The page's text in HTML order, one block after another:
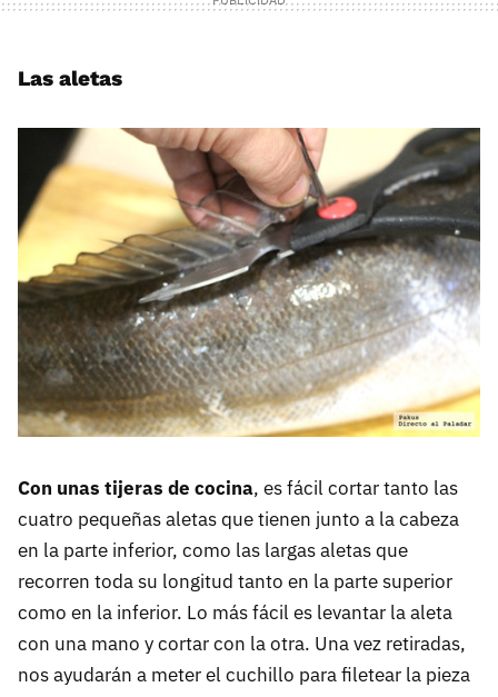
Las aletas
Con unas tijeras de cocina, es fácil cortar tanto las
cuatro pequeñas aletas que tienen junto a la cabeza
en la parte inferior, como las largas aletas que
recorren toda su longitud tanto en la parte superior
como en la inferior. Lo más fácil es levantar la aleta
con una mano y cortar con la otra. Una vez retiradas,
nos ayudarán a meter el cuchillo para filetear la pieza